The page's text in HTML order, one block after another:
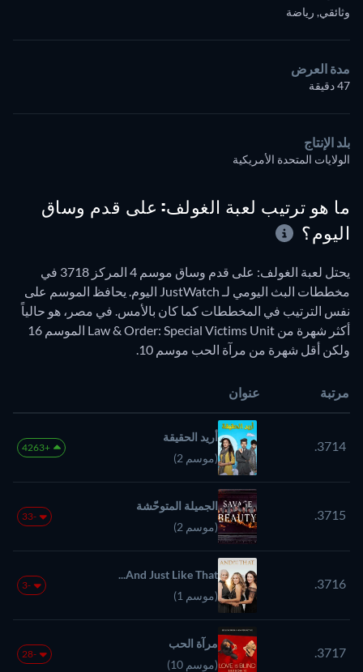
وثائقي, رياضة
مدة العرض
47 دقيقة
بلد الإنتاج
الولايات المتحدة الأمريكية
ما هو ترتيب لعبة الغولف: على قدم وساق
اليوم؟
يحتل لعبة الغولف: على قدم وساق موسم 4 المركز 3718 في
مخططات البث اليومي لـ JustWatch اليوم. يحافظ الموسم على
نفس الترتيب في المخططات كما كان بالأمس. في مصر، هو حالياً
أكثر شهرة من Law & Order: Special Victims Unit الموسم 16
ولكن أقل شهرة من مرآة الحب موسم 10.
مرتبة عنوان
3714.
أريد الحقيقة
(موسم 2)
+4263
3715.
الجميلة المتوحّشة
(موسم 2)
-33
3716.
And Just Like That...
(موسم 1)
-3
3717.
مرآة الحب
(موسم 10)
-28